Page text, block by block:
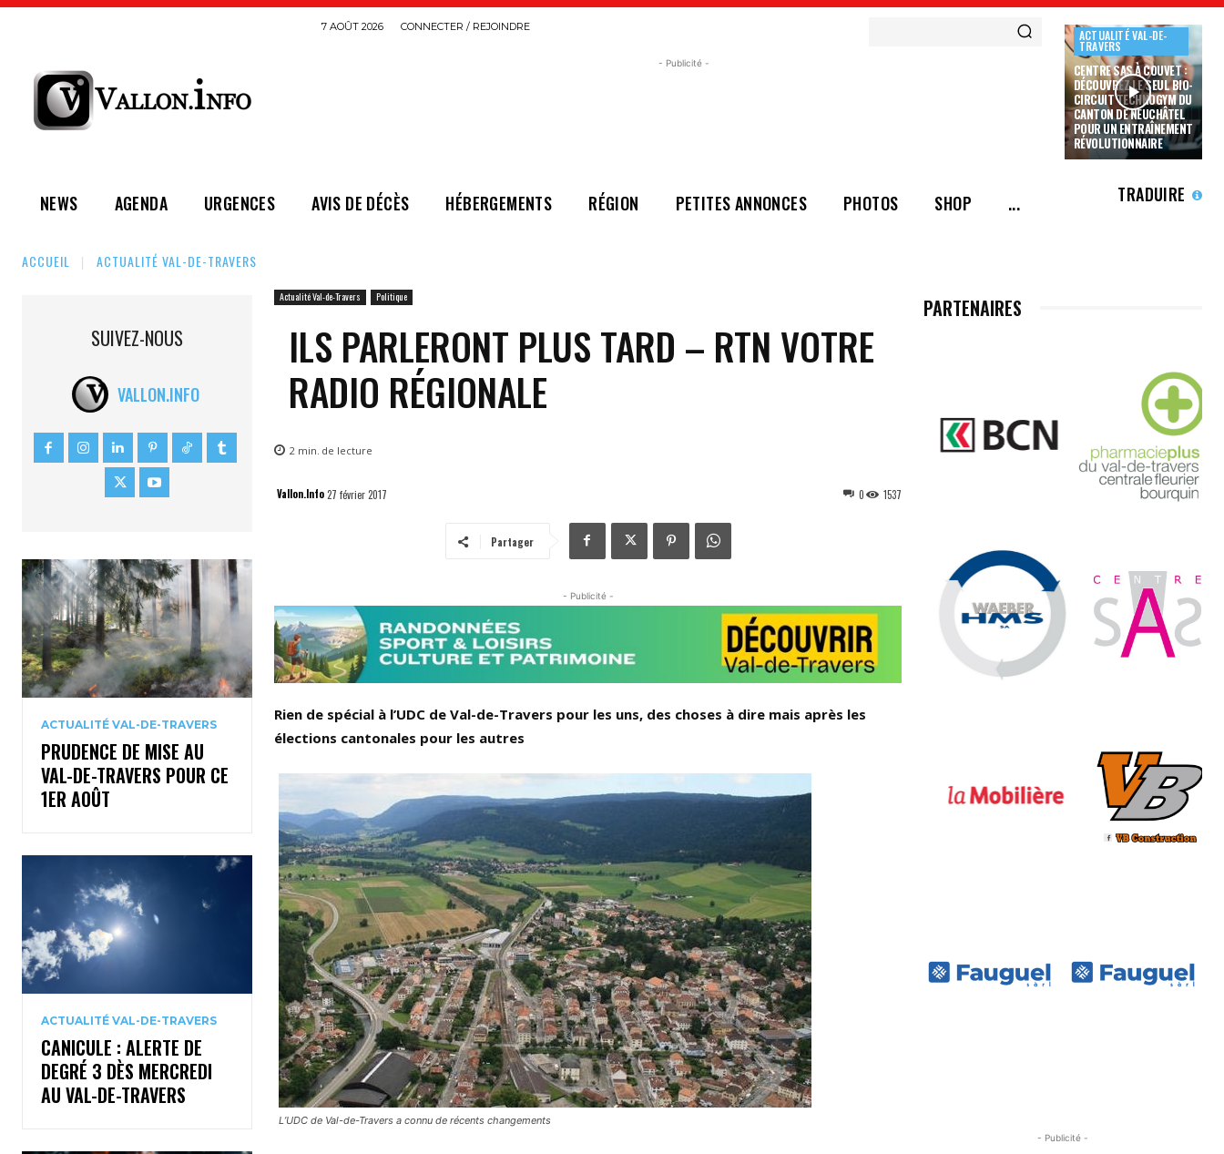
7 AOÛT 2026 CONNECTER / REJOINDRE
- Publicité -
ACTUALITÉ VAL-DE-
TRAVERS
CENTRE SAS À COUVET :
DÉCOUVREZ LE SEUL BIO-
CIRCUIT TECHNOGYM DU
CANTON DE NEUCHÂTEL
POUR UN ENTRAÎNEMENT
RÉVOLUTIONNAIRE
NEWS AGENDA URGENCES AVIS DE DÉCÈS HÉBERGEMENTS RÉGION PETITES ANNONCES PHOTOS SHOP ... TRADUIRE
ACCUEIL ACTUALITÉ VAL-DE-TRAVERS
SUIVEZ-NOUS
VALLON.INFO
ACTUALITÉ VAL-DE-TRAVERS
PRUDENCE DE MISE AU
VAL-DE-TRAVERS POUR CE
1ER AOÛT
ACTUALITÉ VAL-DE-TRAVERS
CANICULE : ALERTE DE
DEGRÉ 3 DÈS MERCREDI
AU VAL-DE-TRAVERS
Actualité Val-de-Travers Politique
ILS PARLERONT PLUS TARD – RTN VOTRE
RADIO RÉGIONALE
2 min. de lecture
Vallon.Info27 février 2017 1537
0
Partager
- Publicité -
Rien de spécial à l’UDC de Val-de-Travers pour les uns, des choses à dire mais après les
élections cantonales pour les autres
L’UDC de Val-de-Travers a connu de récents changements
PARTENAIRES
- Publicité -